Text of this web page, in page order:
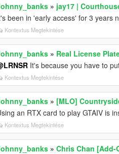
» jay17 |
been in 'early access' for 3 years
Kontextus Megtekintése
» Real License
It's because you have to
Kontextus Megtekintése
» [MLO]
an RTX card to play GTAIV is
Kontextus Megtekintése
» Chris Chan [Add-